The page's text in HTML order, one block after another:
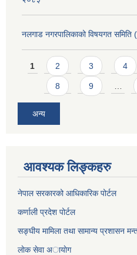
नलगाड नगरपालिकाको विषयगत समिति
Pages
1 2 3 4
8 9
अन्य
आवश्यक लिङ्कहरु
नेपाल सरकारको आधिकारिक पोर्टल
कर्णाली प्रदेश पोर्टल
सङ्घीय मामिला तथा सामान्य प्रशासन
लाेक सेवा अायाेग